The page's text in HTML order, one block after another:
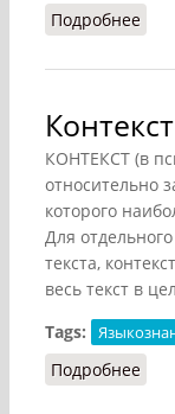
Подробнее
КОНТЕКСТ (в
относительно
которого
Для
текста,
весь текст в
Tags:
Подробнее